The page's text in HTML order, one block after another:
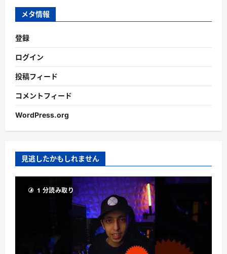
ブ
メタ情報
登録
ログイン
投稿フィード
コメントフィード
WordPress.org
見逃したかもしれません
1 分読み取り